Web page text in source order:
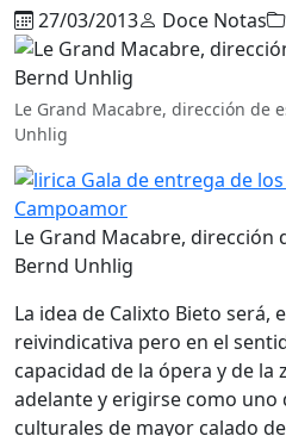
27/03/2013 Doce Notas
Le Grand Macabre, dirección de
Unhlig
Le Grand Macabre, dirección
Bernd Unhlig
La idea de Calixto Bieto será,
reivindicativa pero en el
capacidad de la ópera y de la
adelante y erigirse como uno
culturales de mayor calado